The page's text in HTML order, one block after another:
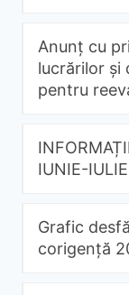
Anunț cu
lucrărilor și
pentru
IUNIE-
Grafic
corigență